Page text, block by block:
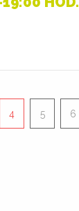
4 5 6